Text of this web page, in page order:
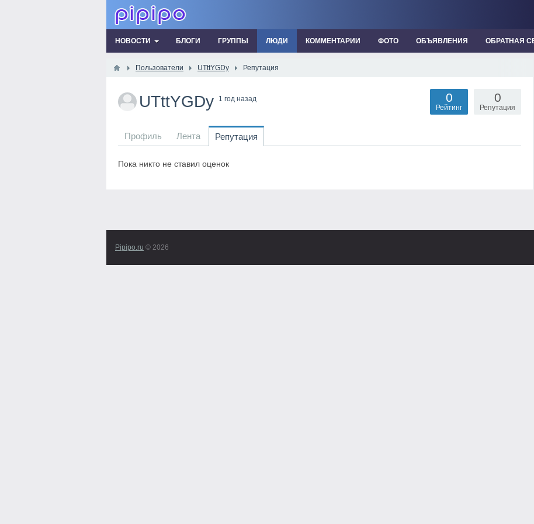
НОВОСТИ БЛОГИ ГРУППЫ ЛЮДИ КОММЕНТАРИИ ФОТО ОБЪЯВЛЕНИЯ ОБРАТНАЯ
Пользователи UTttYGDy Репутация
UTttYGDy 1 год назад 0
Репутация
0
Рейтинг
Профиль Лента Репутация
Пока никто не ставил оценок
Pipipo.ru © 2026